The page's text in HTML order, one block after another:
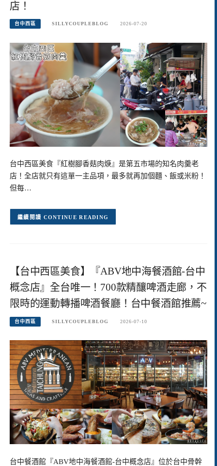
店！
台中西區 SILLYCOUPLEBLOG 2026-07-20
台中西區美食『紅樹腳香菇肉焿』是第五市場的知名肉羹老
店！全店就只有這單一主品項，最多就再加個麵、飯或米粉！
但每…
CONTINUE READING
【台中西區美食】『ABV地中海餐酒館-台中
概念店』全台唯一！700款精釀啤酒走廊，不
限時的運動轉播啤酒餐廳！台中餐酒館推薦~
台中西區 SILLYCOUPLEBLOG 2026-07-10
台中餐酒館『ABV地中海餐酒館-台中概念店』位於台中骨幹